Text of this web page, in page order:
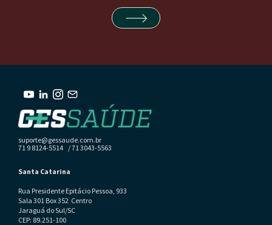
suporte@gessaude.com.br
71 9 8124-5514 / 71 3043-5563
Santa Catarina
Rua Presidente Epitácio Pessoa, 933
Sala 301 Box 352 Centro
Jaraguá do Sul/SC
CEP: 89.251-100